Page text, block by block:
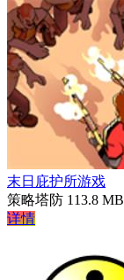
末日庇护所游戏
策略塔防 113.8 MB
详情